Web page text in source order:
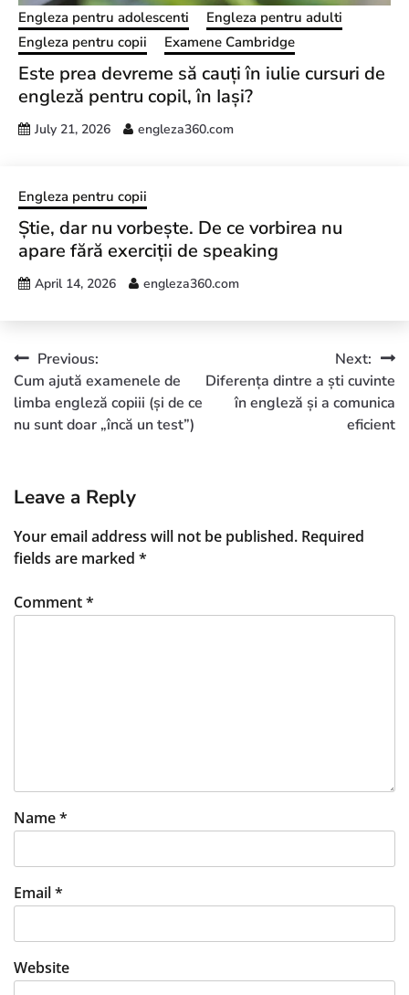
Engleza pentru adolescenti
Engleza pentru adulti
Engleza pentru copii
Examene Cambridge
Este prea devreme să cauți în iulie cursuri de
engleză pentru copil, în Iași?
July 21, 2026 engleza360.com
Engleza pentru copii
Știe, dar nu vorbește. De ce vorbirea nu
apare fără exerciții de speaking
April 14, 2026 engleza360.com
Previous:
Cum ajută examenele de
limba engleză copiii (și de ce
nu sunt doar „încă un test”)
Next:
Diferența dintre a ști cuvinte
în engleză și a comunica
eficient
Leave a Reply
Your email address will not be published. Required
fields are marked *
Comment*
Name*
Email*
Website